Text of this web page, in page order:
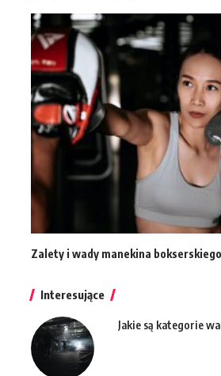
Zalety i wady manekina bokserskiego
Interesujące
Jakie są kategorie